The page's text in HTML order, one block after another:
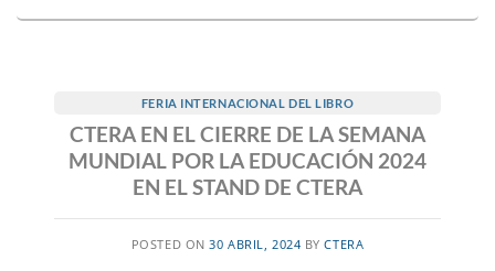
FERIA INTERNACIONAL DEL LIBRO
CTERA EN EL CIERRE DE LA SEMANA
MUNDIAL POR LA EDUCACIÓN 2024
EN EL STAND DE CTERA
POSTED ON30 ABRIL, 2024 BYCTERA